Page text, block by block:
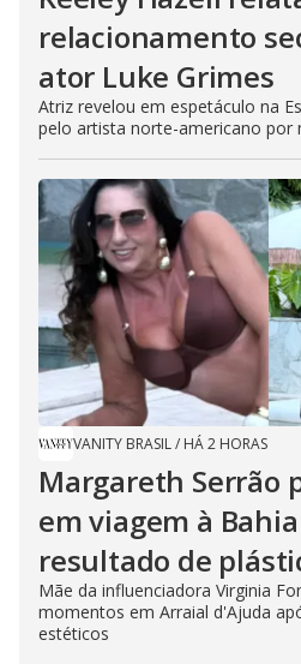
relacionamento
ator Luke Grimes
Atriz revelou em espetáculo na
pelo artista norte-americano por
VANITY BRASIL/ HÁ 2 HORAS
Margareth Serrão
em viagem à
resultado de
Mãe da influenciadora Virginia
momentos em Arraial d'Ajuda
estéticos